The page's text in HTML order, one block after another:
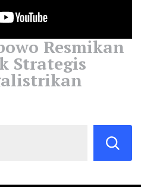
Resmikan
Strategis